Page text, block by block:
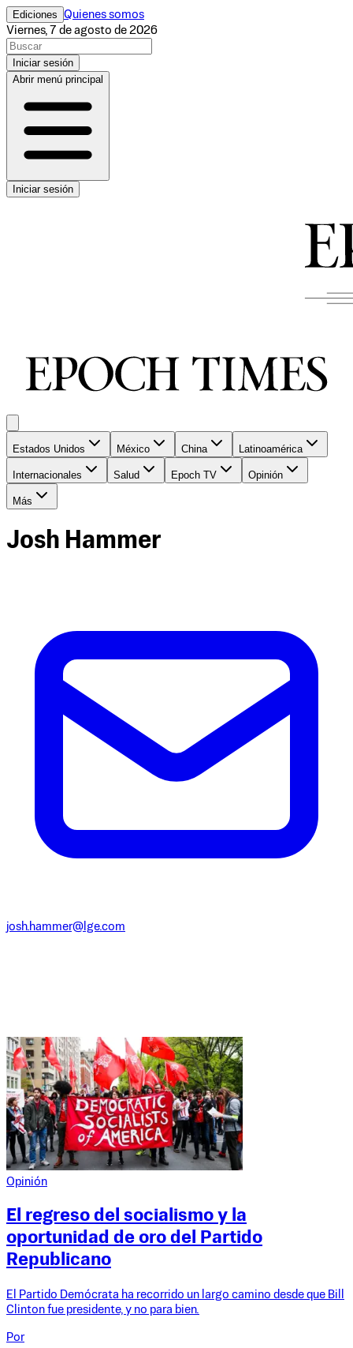
Ediciones Quienes somos
Viernes, 7 de agosto de 2026
Iniciar sesión
Abrir menú principal
Iniciar sesión
Estados Unidos México China Latinoamérica
Internacionales Salud Epoch TV Opinión
Más
Josh Hammer
josh.hammer@lge.com
Opinión
El regreso del socialismo y la
oportunidad de oro del Partido
Republicano
El Partido Demócrata ha recorrido un largo camino desde que Bill
Clinton fue presidente, y no para bien.
Por